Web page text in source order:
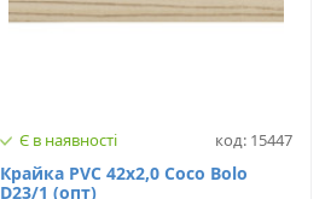
Є в наявності код: 15447
Крайка PVC 42х2,0 Coco Bolo
D23/1 (опт)